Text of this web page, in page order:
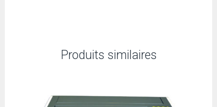
Produits similaires